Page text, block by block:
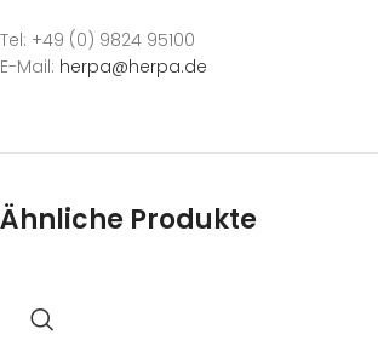
Tel: +49 (0) 9824 95100
E-Mail: herpa@herpa.de
Ähnliche Produkte